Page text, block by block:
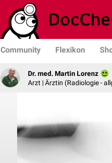
Community Flexikon
Dr. med. Martin Lorenz
Arzt | Ärztin (Radiologie -